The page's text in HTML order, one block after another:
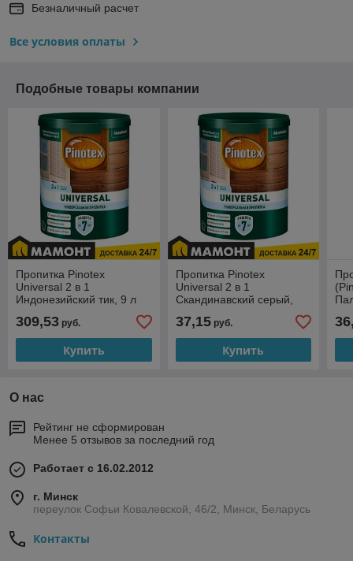
Безналичный расчет
Все условия оплаты
Подобные товары компании
Пропитка Pinotex
Universal 2 в 1
Индонезийский тик, 9 л
309,53 руб.
Купить
Пропитка Pinotex
Universal 2 в 1
Скандинавский серый,
37,15руб.
Купить
О нас
Рейтинг не сформирован
Менее 5 отзывов за последний год
Работает с 16.02.2012
г. Минск
переулок Софьи Ковалевской, 46/2, Минск, Беларусь
Контакты